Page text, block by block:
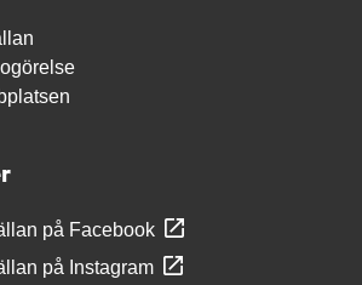
på Facebook
på Instagram